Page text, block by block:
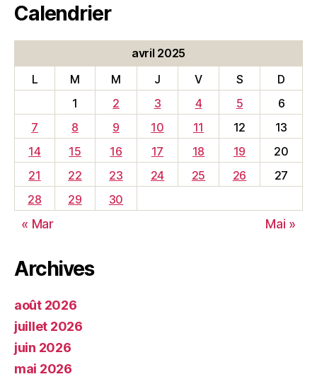
Calendrier
avril 2025
L
M M J V S
D
1
2 3 4 5
6
7
8 9 10 11 12
13
14
15 16 17 18 19
20
21
22 23 24 25 26
27
28
29 30
« Mar Mai »
Archives
août 2026
juillet 2026
juin 2026
mai 2026